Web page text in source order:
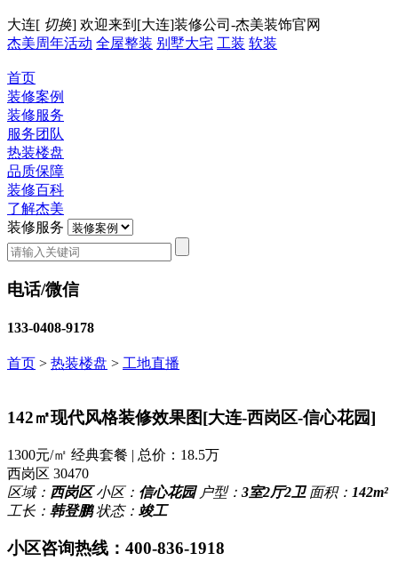
大连[ 切换] 欢迎来到[大连]装修公司-杰美装饰官网
杰美周年活动 全屋整装 别墅大宅 工装 软装
首页
装修案例
装修服务
服务团队
热装楼盘
品质保障
装修百科
了解杰美
装修服务
电话/微信
133-0408-9178
首页 > 热装楼盘 > 工地直播
142㎡现代风格装修效果图[大连-西岗区-信心花园]
1300元/㎡ 经典套餐 | 总价：18.5万
西岗区 30470
区域： 西岗区 小区： 信心花园 户型： 3室2厅2卫 面积： 142m²
工长： 韩登鹏 状态： 竣工
小区咨询热线： 400-836-1918